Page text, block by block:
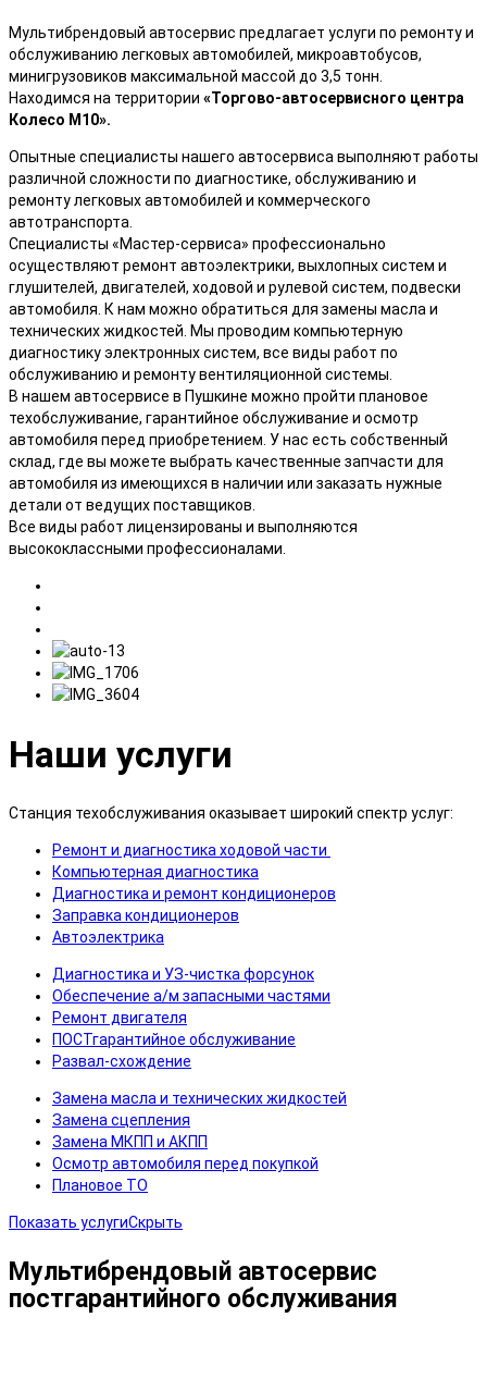
Мультибрендовый автосервис предлагает услуги по ремонту и
обслуживанию легковых автомобилей, микроавтобусов,
минигрузовиков максимальной массой до 3,5 тонн.
Находимся на территории «Торгово-автосервисного центра
Колесо М10».
Опытные специалисты нашего автосервиса выполняют работы
различной сложности по диагностике, обслуживанию и
ремонту легковых автомобилей и коммерческого
автотранспорта.
Специалисты «Мастер-сервиса» профессионально
осуществляют ремонт автоэлектрики, выхлопных систем и
глушителей, двигателей, ходовой и рулевой систем, подвески
автомобиля. К нам можно обратиться для замены масла и
технических жидкостей. Мы проводим компьютерную
диагностику электронных систем, все виды работ по
обслуживанию и ремонту вентиляционной системы.
В нашем автосервисе в Пушкине можно пройти плановое
техобслуживание, гарантийное обслуживание и осмотр
автомобиля перед приобретением. У нас есть собственный
склад, где вы можете выбрать качественные запчасти для
автомобиля из имеющихся в наличии или заказать нужные
детали от ведущих поставщиков.
Все виды работ лицензированы и выполняются
высококлассными профессионалами.
Наши услуги
Станция техобслуживания оказывает широкий спектр услуг:
Ремонт и диагностика ходовой части
Компьютерная диагностика
Диагностика и ремонт кондиционеров
Заправка кондиционеров
Автоэлектрика
Диагностика и УЗ-чистка форсунок
Обеспечение а/м запасными частями
Ремонт двигателя
ПОСТгарантийное обслуживание
Развал-схождение
Замена масла и технических жидкостей
Замена сцепления
Замена МКПП и АКПП
Осмотр автомобиля перед покупкой
Плановое ТО
Показать услугиСкрыть
Мультибрендовый автосервис
постгарантийного обслуживания